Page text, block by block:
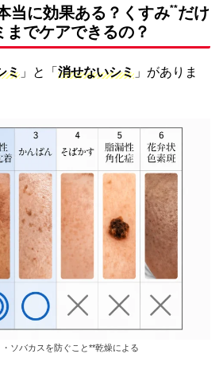
当に効果ある？くすみ**だけ
までケアできるの？
ミ 」と「 消せないシミ 」がありま
ソバカスを防ぐこと**乾燥による